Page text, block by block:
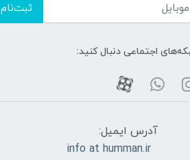
ثبت‌نام
اجتماعی دنبال کنید:
آدرس ایمیل:
info at humman.ir